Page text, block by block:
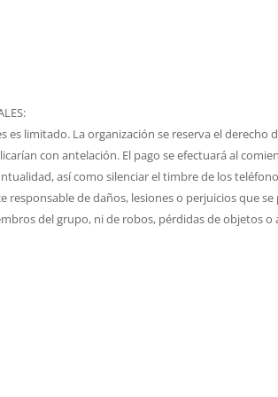
es limitado. La organización se reserva el derecho
con antelación. El pago se efectuará al
así como silenciar el timbre de los
responsable de daños, lesiones o perjuicios que
del grupo, ni de robos, pérdidas de objetos o